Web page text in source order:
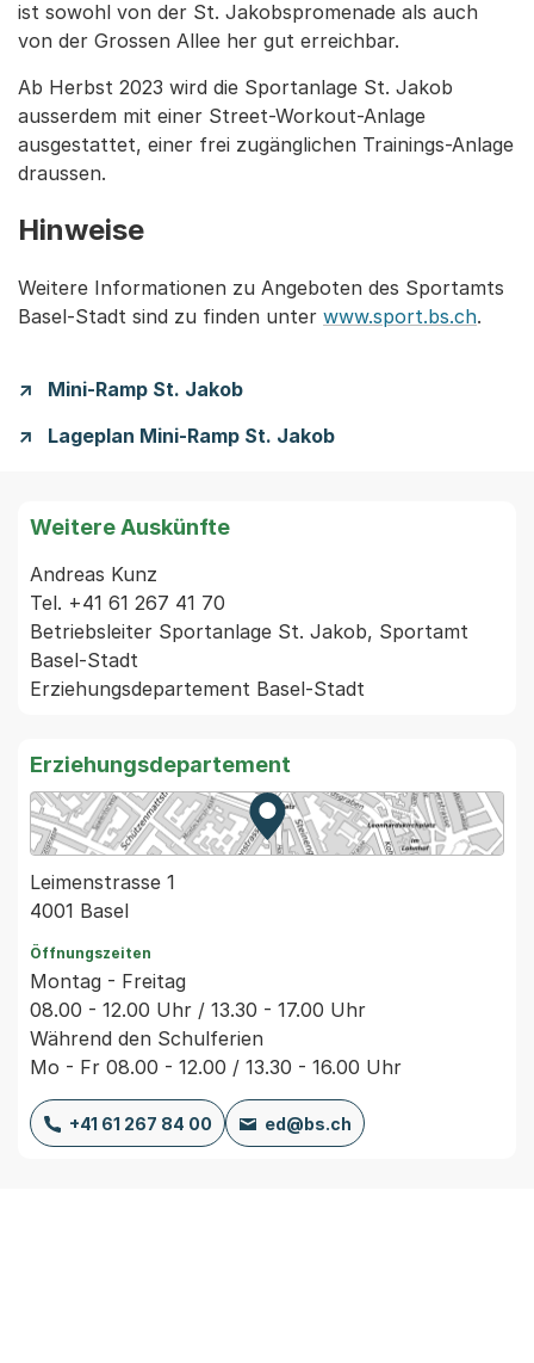
ist sowohl von der St. Jakobspromenade als auch
von der Grossen Allee her gut erreichbar.
Ab Herbst 2023 wird die Sportanlage St. Jakob
ausserdem mit einer Street-Workout-Anlage
ausgestattet, einer frei zugänglichen Trainings-Anlage
draussen.
Hinweise
Weitere Informationen zu Angeboten des Sportamts
Basel-Stadt sind zu finden unter www.sport.bs.ch.
Mini-Ramp St. Jakob
Lageplan Mini-Ramp St. Jakob
Weitere Auskünfte
Andreas Kunz
Tel. +41 61 267 41 70
Betriebsleiter Sportanlage St. Jakob, Sportamt
Basel-Stadt
Erziehungsdepartement
Zur Karte von MapBS.
Externer Link, wird in einem
Leimenstrasse 1
4001 Basel
Öffnungszeiten
Montag - Freitag
08.00 - 12.00 Uhr / 13.30 - 17.00 Uhr
Während den Schulferien
Mo - Fr 08.00 - 12.00 / 13.30 - 16.00 Uhr
+41 61 267 84 00 ed@bs.ch